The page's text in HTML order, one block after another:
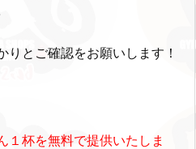
とご確認をお願いします！
１杯を無料で提供いたしま